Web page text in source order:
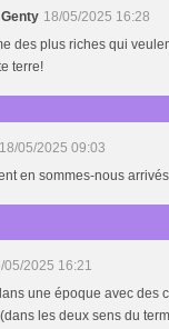
18/05/2025 16:28
des plus riches qui
terre!
18/05/2025 09:03
en sommes-nous
05/2025 16:21
une époque avec des
les deux sens du